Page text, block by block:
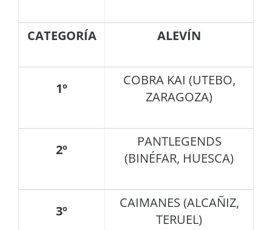
CATEGORÍA ALEVÍN
1º
COBRA KAI (UTEBO,
ZARAGOZA)
2º
PANTLEGENDS
(BINÉFAR, HUESCA)
3º
CAIMANES (ALCAÑIZ,
TERUEL)